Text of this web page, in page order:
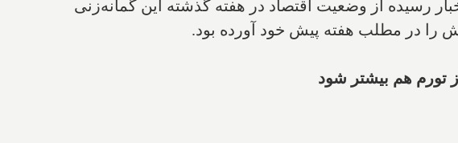
رسیده از وضعیت اقتصاد در هفته گذشته این گمانه‌زنی
را در مطلب هفته پیش خود آورده بود.